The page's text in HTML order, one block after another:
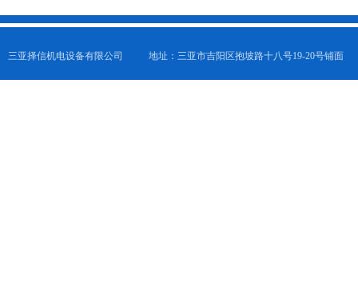
三亚择信机电设备有限公司 地址：三亚市吉阳区抱坡路十八号19-20号铺面